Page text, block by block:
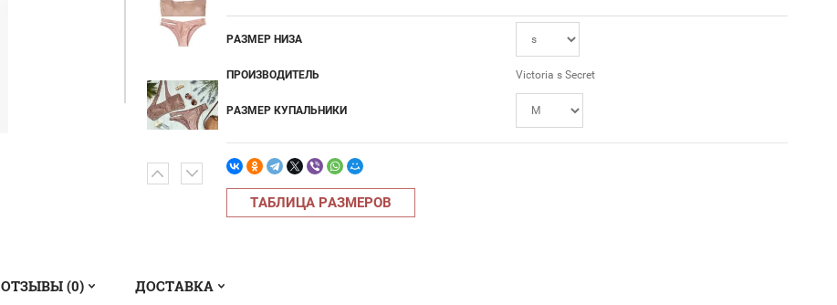
РАЗМЕР НИЗА
ПРОИЗВОДИТЕЛЬ Victoria s Secret
РАЗМЕР КУПАЛЬНИКИ
ТАБЛИЦА РАЗМЕРОВ
ОТЗЫВЫ (0) ДОСТАВКА